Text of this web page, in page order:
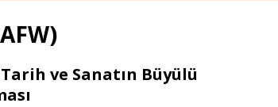
ve Sanatın Büyülü